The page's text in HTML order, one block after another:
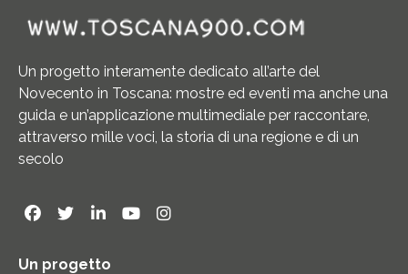
Un progetto interamente dedicato all’arte del
Novecento in Toscana: mostre ed eventi ma anche una
guida e un’applicazione multimediale per raccontare,
attraverso mille voci, la storia di una regione e di un
secolo
Un progetto